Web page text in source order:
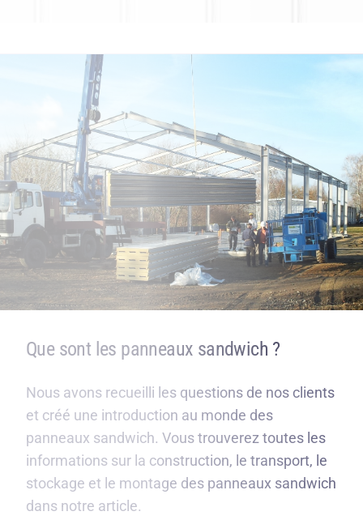
Que sont les panneaux sandwich ?
Nous avons recueilli les questions de nos clients
et créé une introduction au monde des
panneaux sandwich. Vous trouverez toutes les
informations sur la construction, le transport, le
stockage et le montage des panneaux sandwich
dans notre article.